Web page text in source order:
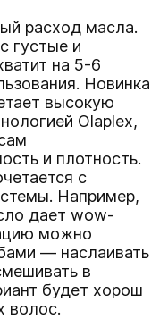
расход масла.
густые и
на 5-6
Новинка
высокую
Olaplex,
и плотность.
с
Например,
дает wow-
можно
— наслаивать
в
будет хорош
волос.